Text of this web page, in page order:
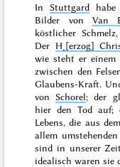
In Stuttgard
Bilder von Van
köstlicher
Der H˖[erzog]
wie steht er einem
zwischen den
Glaubens-Kraft.
von Schorel; der
hier den Tod auf;
Lebens, die aus
allem
sind in unserer
idealisch waren sie